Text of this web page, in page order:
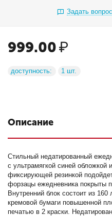
Задать вопрос
999.00₽
доступность: 1 шт.
Описание
Стильный недатированный
с ультрамягкой синей обложкой
фиксирующей резинкой
форзацы ежедневника покрыты
Внутренний блок состоит из 160
кремовой бумаги повышенной
печатью в 2 краски.